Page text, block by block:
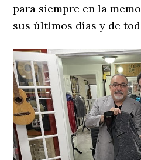
para siempre en la
sus últimos días y de